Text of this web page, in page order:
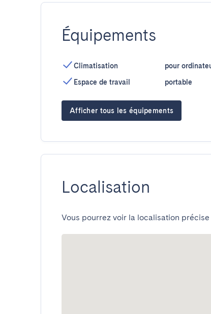
Équipements
Climatisation
Espace de travail
pour
portable
Afficher tous les équipements
Localisation
Vous pourrez voir la localisation